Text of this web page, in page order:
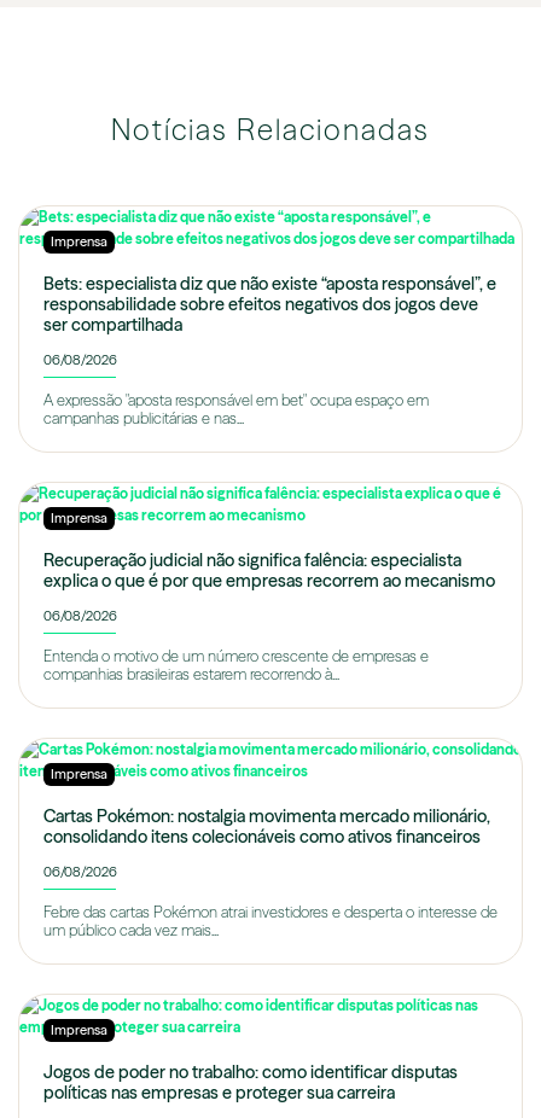
Notícias Relacionadas
Imprensa
Bets: especialista diz que não existe “aposta responsável”, e
responsabilidade sobre efeitos negativos dos jogos deve
ser compartilhada
06/08/2026
A expressão "aposta responsável em bet" ocupa espaço em
campanhas publicitárias e nas...
Imprensa
Recuperação judicial não significa falência: especialista
explica o que é por que empresas recorrem ao mecanismo
06/08/2026
Entenda o motivo de um número crescente de empresas e
companhias brasileiras estarem recorrendo à...
Imprensa
Cartas Pokémon: nostalgia movimenta mercado milionário,
consolidando itens colecionáveis como ativos financeiros
06/08/2026
Febre das cartas Pokémon atrai investidores e desperta o interesse de
um público cada vez mais...
Imprensa
Jogos de poder no trabalho: como identificar disputas
políticas nas empresas e proteger sua carreira